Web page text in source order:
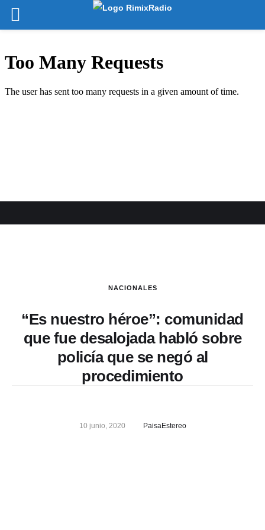
NACIONALES
“Es nuestro héroe”: comunidad
que fue desalojada habló sobre
policía que se negó al
procedimiento
10 junio, 2020 PaisaEstereo